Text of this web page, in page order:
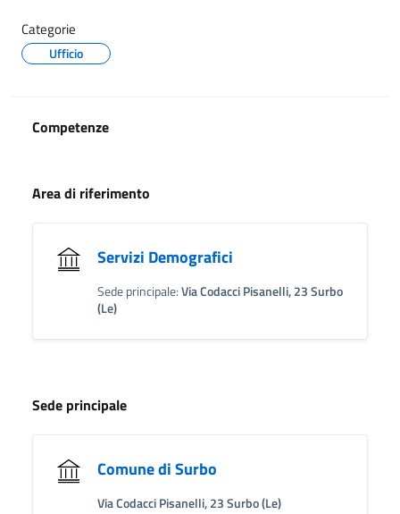
Categorie
Ufficio
Competenze
Area di riferimento
Servizi Demografici
Sede principale:Via Codacci Pisanelli, 23 Surbo
(Le)
Sede principale
Comune di Surbo
Via Codacci Pisanelli, 23 Surbo (Le)